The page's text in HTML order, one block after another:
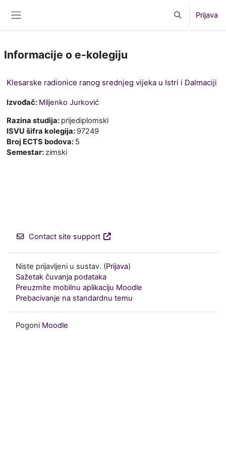
Toggle search
Prijava
Informacije o e-kolegiju
Klesarske radionice ranog srednjeg vijeka u Istri i Dalmaciji
Izvođač: Miljenko Jurković
Razina studija: prijediplomski
ISVU šifra kolegija: 97249
Broj ECTS bodova: 5
Semestar:zimski
Contact site support
Niste prijavljeni u sustav. (Prijava)
Sažetak čuvanja podataka
Preuzmite mobilnu aplikaciju Moodle
Prebacivanje na standardnu temu
Pogoni Moodle